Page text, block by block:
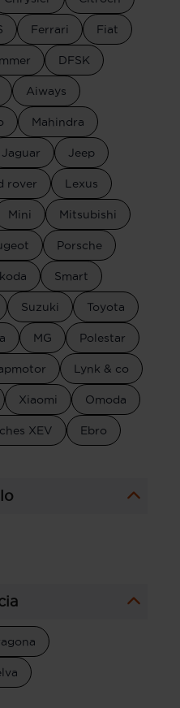
Ferrari Fiat
DFSK
Aiways
Mahindra
Jaguar Jeep
rover Lexus
Mini Mitsubishi
Porsche
Smart
Suzuki Toyota
MG Polestar
Lynk & co
Xiaomi Omoda
XEV Ebro